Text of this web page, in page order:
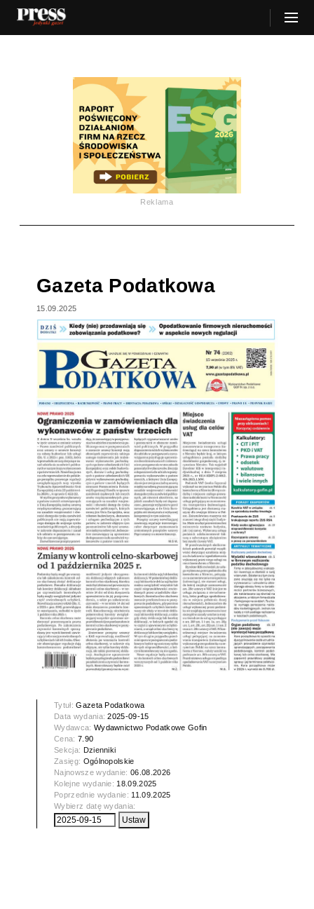
Reklama
Gazeta Podatkowa
15.09.2025
Tytuł:Gazeta Podatkowa
Data wydania:2025-09-15
Wydawca: Wydawnictwo Podatkowe Gofin
Cena: 7.90
Sekcja: Dzienniki
Zasięg: Ogólnopolskie
Najnowsze wydanie:06.08.2026
Kolejne wydanie: 18.09.2025
Poprzednie wydanie: 11.09.2025
Wybierz datę wydania: